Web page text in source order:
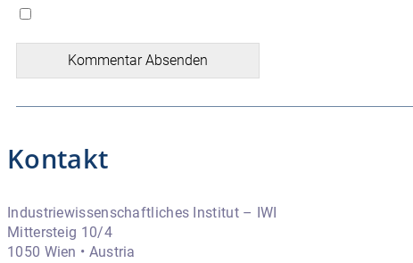
Kommentar Absenden
Kontakt
Industriewissenschaftliches Institut – IWI
Mittersteig 10/4
1050 Wien • Austria